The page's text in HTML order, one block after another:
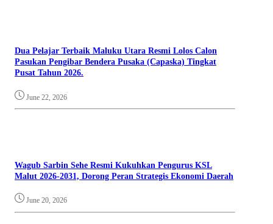
Dua Pelajar Terbaik Maluku Utara Resmi Lolos Calon
Pasukan Pengibar Bendera Pusaka (Capaska) Tingkat
Pusat Tahun 2026.
June 22, 2026
Wagub Sarbin Sehe Resmi Kukuhkan Pengurus KSL
Malut 2026-2031, Dorong Peran Strategis Ekonomi Daerah
June 20, 2026